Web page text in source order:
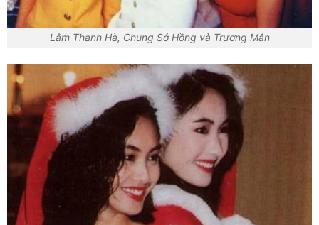
Lâm Thanh Hà, Chung Sở Hồng và Trương Mẫn